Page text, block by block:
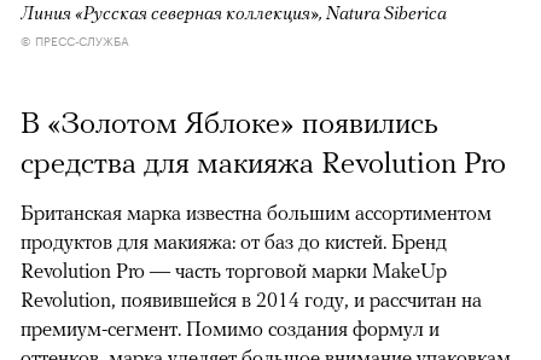
Линия «Русская северная коллекция», Natura Siberica
© ПРЕСС-СЛУЖБА
В «Золотом Яблоке» появились
средства для макияжа Revolution Pro
Британская марка известна большим ассортиментом
продуктов для макияжа: от баз до кистей. Бренд
Revolution Pro — часть торговой марки MakeUp
Revolution, появившейся в 2014 году, и рассчитан на
премиум-сегмент. Помимо создания формул и